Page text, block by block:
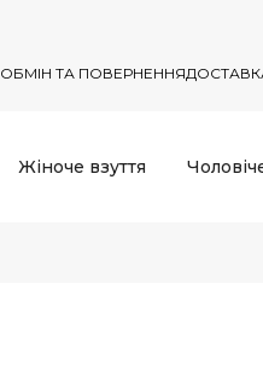
ОБМІН ТА ПОВЕРНЕННЯ
Жіноче взуття